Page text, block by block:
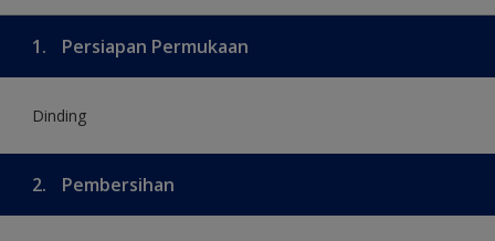
1. Persiapan Permukaan
Dinding
2. Pembersihan